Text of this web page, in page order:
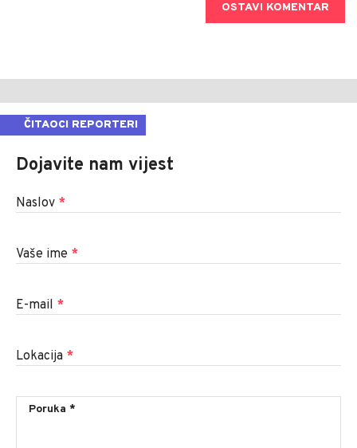
OSTAVI KOMENTAR
ČITAOCI REPORTERI
Dojavite nam vijest
Naslov *
Vaše ime *
E-mail *
Lokacija *